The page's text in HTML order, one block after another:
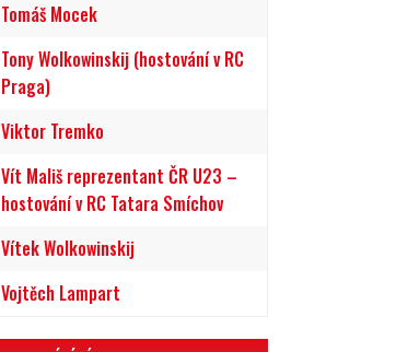
Tomáš Mocek
Tony Wolkowinskij (hostování v RC
Praga)
Viktor Tremko
Vít Mališ reprezentant ČR U23 –
hostování v RC Tatara Smíchov
Vítek Wolkowinskij
Vojtěch Lampart